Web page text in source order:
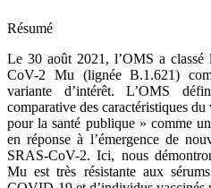
Résumé
Le 30 août 2021, l’OMS a classé
CoV-2 Mu (lignée B.1.621)
variante d’intérêt. L’OMS
comparative des caractéristiques du
pour la santé publique » comme
en réponse à l’émergence de
SRAS-CoV-2. Ici, nous
Mu est très résistante aux